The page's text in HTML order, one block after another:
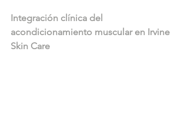
Integración clínica del
acondicionamiento muscular en Irvine
Skin Care